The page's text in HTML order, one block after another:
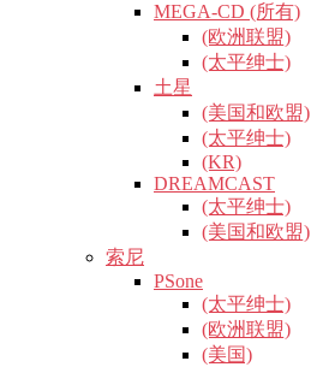
MEGA-CD (所有)
(欧洲联盟)
(太平绅士)
土星
(美国和欧盟)
(太平绅士)
(KR)
DREAMCAST
(太平绅士)
(美国和欧盟)
索尼
PSone
(太平绅士)
(欧洲联盟)
(美国)